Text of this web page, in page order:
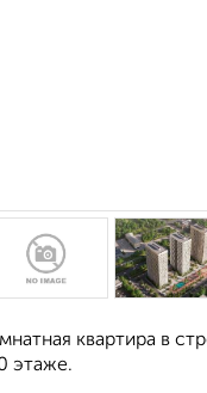
квартира в
этаже.